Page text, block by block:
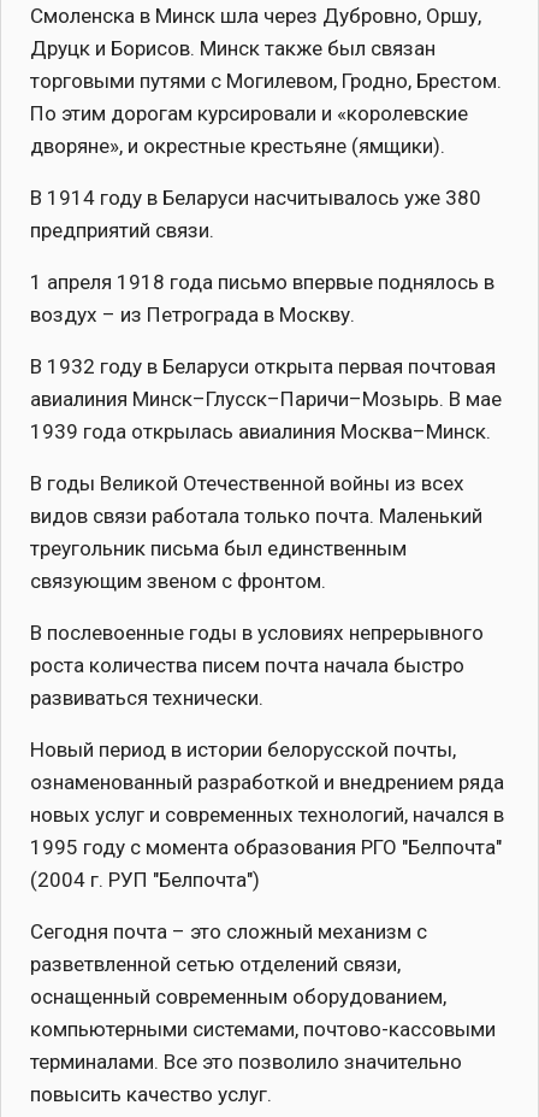
Смоленска в Минск шла через Дубровно, Оршу,
Друцк и Борисов. Минск также был связан
торговыми путями с Могилевом, Гродно, Брестом.
По этим дорогам курсировали и «королевские
дворяне», и окрестные крестьяне (ямщики).
В 1914 году в Беларуси насчитывалось уже 380
предприятий связи.
1 апреля 1918 года письмо впервые поднялось в
воздух – из Петрограда в Москву.
В 1932 году в Беларуси открыта первая почтовая
авиалиния Минск–Глусск–Паричи–Мозырь. В мае
1939 года открылась авиалиния Москва–Минск.
В годы Великой Отечественной войны из всех
видов связи работала только почта. Маленький
треугольник письма был единственным
связующим звеном с фронтом.
В послевоенные годы в условиях непрерывного
роста количества писем почта начала быстро
развиваться технически.
Новый период в истории белорусской почты,
ознаменованный разработкой и внедрением ряда
новых услуг и современных технологий, начался в
1995 году с момента образования РГО "Белпочта"
(2004 г. РУП "Белпочта")
Сегодня почта – это сложный механизм с
разветвленной сетью отделений связи,
оснащенный современным оборудованием,
компьютерными системами, почтово-кассовыми
терминалами. Все это позволило значительно
повысить качество услуг.